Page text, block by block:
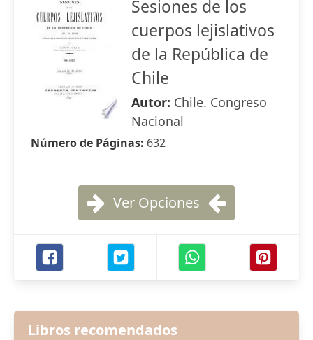
Sesiones de los
cuerpos lejislativos
de la República de
Chile
Autor: Chile. Congreso
Nacional
Número de Páginas: 632
Ver Opciones
Libros recomendados